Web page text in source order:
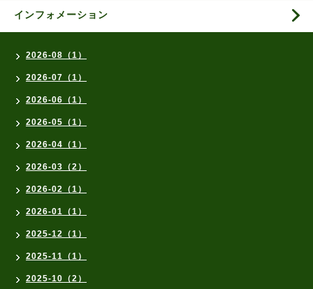
インフォメーション
2026-08（1）
2026-07（1）
2026-06（1）
2026-05（1）
2026-04（1）
2026-03（2）
2026-02（1）
2026-01（1）
2025-12（1）
2025-11（1）
2025-10（2）